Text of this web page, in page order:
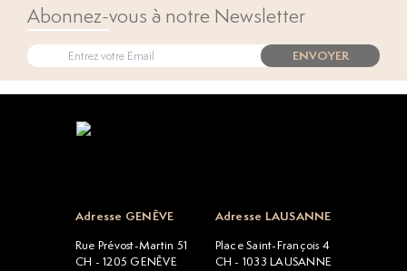
Abonnez-vous à notre Newsletter
ENVOYER
Adresse GENÈVE
Rue Prévost-Martin 51
CH - 1205 GENÈVE
Adresse LAUSANNE
Place Saint-François 4
CH - 1033 LAUSANNE